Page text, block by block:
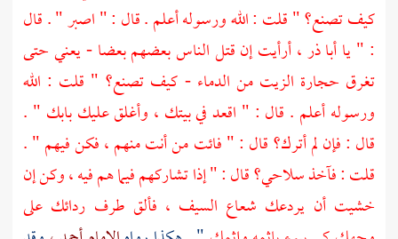
كيف تصنع؟ " قلت : الله ورسوله أعلم . قال : " اصبر " . قال
: " ياأبا ذر ،أرأيت إن قتل الناس بعضهم بعضا - يعني حتى
تغرق حجارة الزيت من الدماء - كيف تصنع؟ " قلت : الله
ورسوله أعلم . قال : " اقعد في بيتك ، وأغلق عليك بابك " .
قال : فإن لم أترك؟ قال : " فائت من أنت منهم ، فكن فيهم " .
قلت : فآخذ سلاحي؟ قال : " إذا تشاركهم فيما هم فيه ، وكن إن
خشيت أن يردعك شعاع السيف ، فألق طرف ردائك على